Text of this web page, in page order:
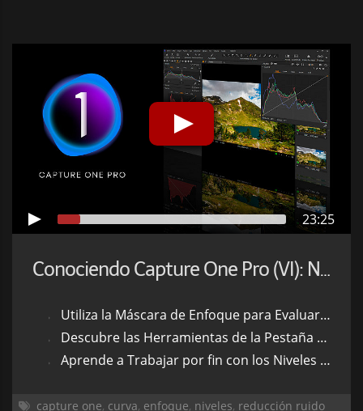
23:25
Conociendo Capture One Pro (VI): Nitidez, Niveles y Curva
Utiliza la Máscara de Enfoque para Evaluar la Nitidez de tus Fotos
Descubre las Herramientas de la Pestaña Detalles
Aprende a Trabajar por fin con los Niveles y la Curva
capture one, curva, enfoque, niveles, reducción ruido